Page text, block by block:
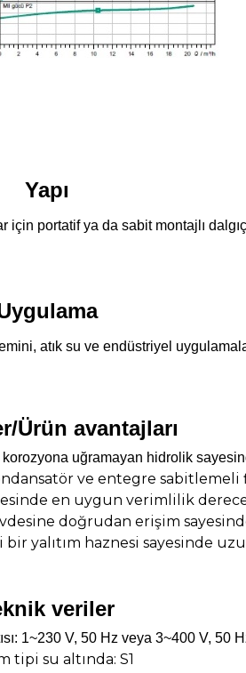
Yapı
için portatif ya da sabit montajlı
atık su ve endüstriyel
Ürün avantajları
uğramayan hidrolik
ve entegre
en uygun verimlilik
doğrudan erişim
yalıtım haznesi sayesinde
veriler
1~230 V, 50 Hz veya 3~400 V, 50
tipi su altında: S1